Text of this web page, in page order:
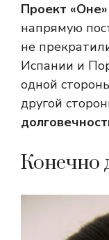
Проект «Оне»
напрямую
не
Испании и
одной
другой
Конечно